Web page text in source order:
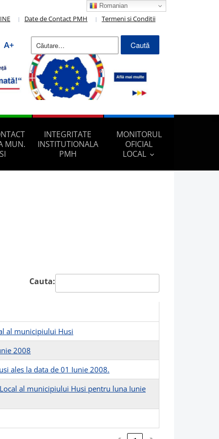
Date de Contact PMH Termeni si Conditii
A+
Caută
după:
MUN.
INTEGRITATE
INSTITUTIONALA
PMH
MONITORUL
OFICIAL
LOCAL
Cauta:
al municipiului Husi
2008
ales la data de 01 Iunie 2008.
al municipiului Husi pentru luna Iunie
Romanian